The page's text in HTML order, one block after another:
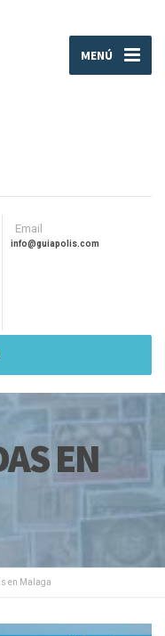
MENÚ
Email
info@guiapolis.com
EN
en Malaga